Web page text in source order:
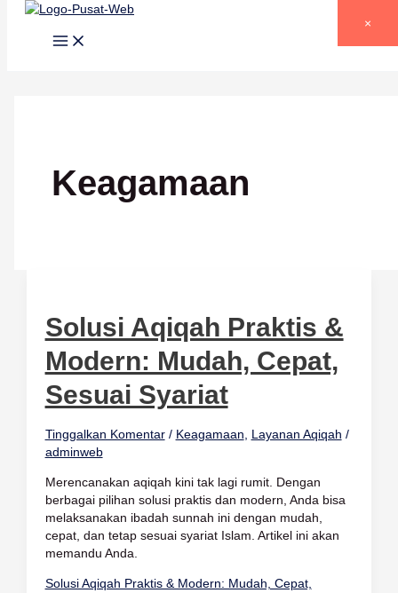
Lewati ke konten
Keagamaan
Solusi Aqiqah Praktis &
Modern: Mudah, Cepat,
Sesuai Syariat
Tinggalkan Komentar / Keagamaan, Layanan Aqiqah /
adminweb
Merencanakan aqiqah kini tak lagi rumit. Dengan
berbagai pilihan solusi praktis dan modern, Anda bisa
melaksanakan ibadah sunnah ini dengan mudah,
cepat, dan tetap sesuai syariat Islam. Artikel ini akan
memandu Anda.
Solusi Aqiqah Praktis & Modern: Mudah, Cepat,
×